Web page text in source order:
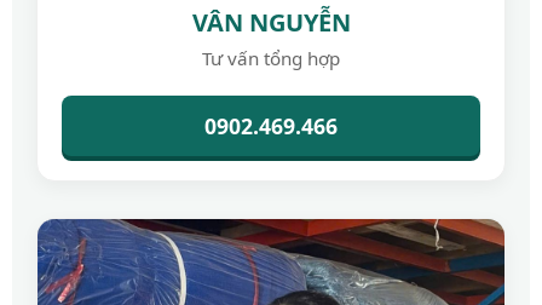
VÂN NGUYỄN
Tư vấn tổng hợp
0902.469.466